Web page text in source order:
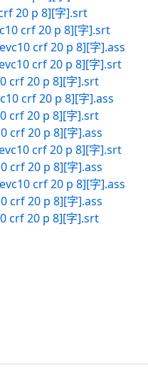
20 p 8][字].srt
crf 20 p 8][字].srt
crf 20 p 8][字].ass
crf 20 p 8][字].srt
crf 20 p 8][字].srt
crf 20 p 8][字].ass
crf 20 p 8][字].srt
crf 20 p 8][字].ass
crf 20 p 8][字].srt
crf 20 p 8][字].ass
crf 20 p 8][字].ass
crf 20 p 8][字].ass
crf 20 p 8][字].srt